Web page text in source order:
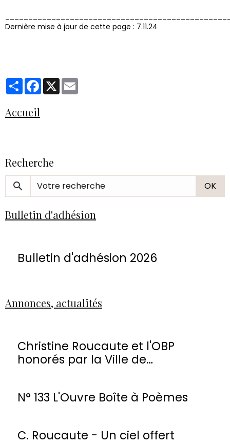
Dernière mise à jour de cette page : 7.11.24
PartagerFacebook
X
Accueil
Recherche
OK
Bulletin d'adhésion
Bulletin d'adhésion 2026
Annonces, actualités
Christine Roucaute et l'OBP
honorés par la Ville de
N° 133 L'Ouvre Boîte à Poèmes
C. Roucaute - Un ciel offert